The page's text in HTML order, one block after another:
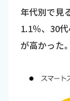
年代別で見
1.1％、30
が高かった。